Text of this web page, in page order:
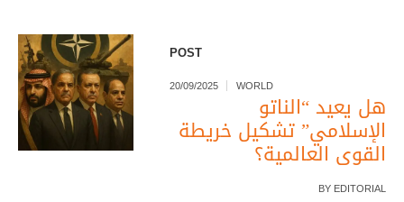
POST
20/09/2025 WORLD
هل يعيد “الناتو
الإسلامي” تشكيل خريطة
القوى العالمية؟
BY EDITORIAL